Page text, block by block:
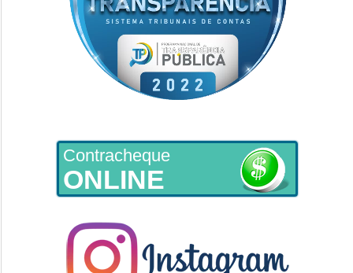
Contracheque
ONLINE